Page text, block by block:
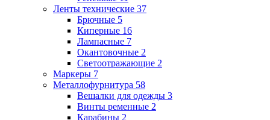
Ленты технические 37
Брючные 5
Киперные 16
Лампасные 7
Окантовочные 2
Светоотражающие 2
Маркеры 7
Металлофурнитура 58
Вешалки для одежды 3
Винты ременные 2
Карабины 2